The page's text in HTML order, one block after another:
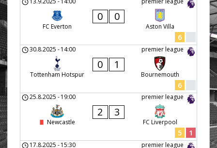
FC Everton
0 0
Aston Villa
6
premier league
30.8.2025 -14:00
Tottenham Hotspur
0 1
Bournemouth
6
premier league
25.8.2025 -19:00
Newcastle
2 3
FC Liverpool
5 1
premier league
17.8.2025 -15:30